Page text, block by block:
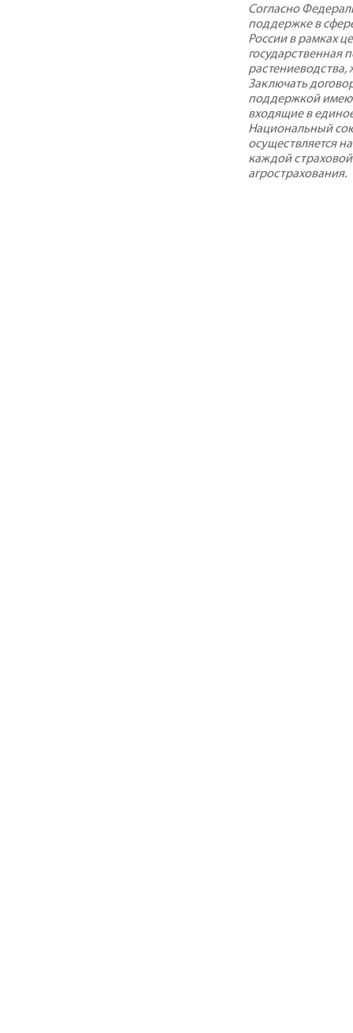
Согласно
поддержке в
России в рамках
государственная
растениеводства,
Заключать
поддержкой
входящие в
Национальный
осуществляется
каждой
агрострахования.